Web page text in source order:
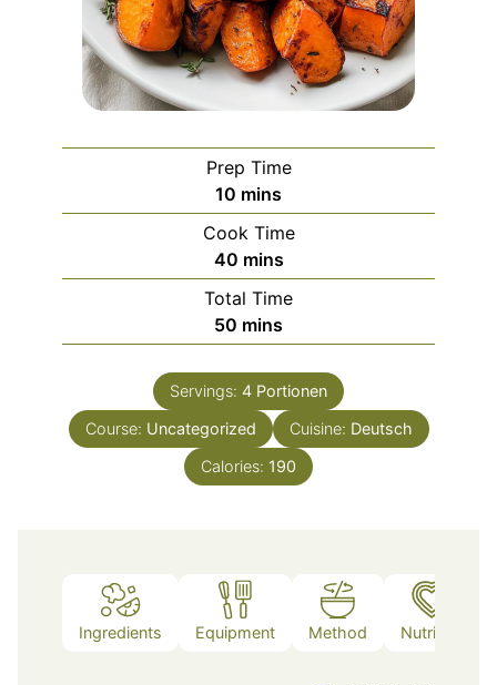
Prep Time
10 minutes
mins
Cook Time
40minutes
mins
Total Time
50 minutes
mins
Servings: 4 Portionen
Course: Uncategorized Cuisine: Deutsch
Calories: 190
Ingredients Equipment Method Nutrition